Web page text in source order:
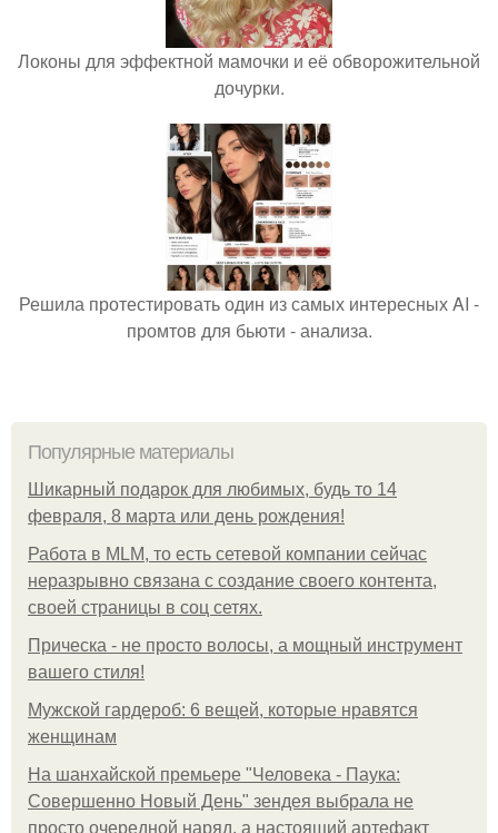
Локоны для эффектной мамочки и её обворожительной
дочурки.
Решила протестировать один из самых интересных AI -
промтов для бьюти - анализа.
Популярные материалы
Шикарный подарок для любимых, будь то 14
февраля, 8 марта или день рождения!
Работа в MLM, то есть сетевой компании сейчас
неразрывно связана с создание своего контента,
своей страницы в соц сетях.
Прическа - не просто волосы, а мощный инструмент
вашего стиля!
Мужской гардероб: 6 вещей, которые нравятся
женщинам
На шанхайской премьере "Человека - Паука:
Совершенно Новый День" зендея выбрала не
просто очередной наряд, а настоящий артефакт